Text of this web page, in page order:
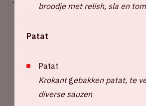
broodje met relish, sla en
Patat
Patat
Krokantgebakken patat, te
diverse sauzen